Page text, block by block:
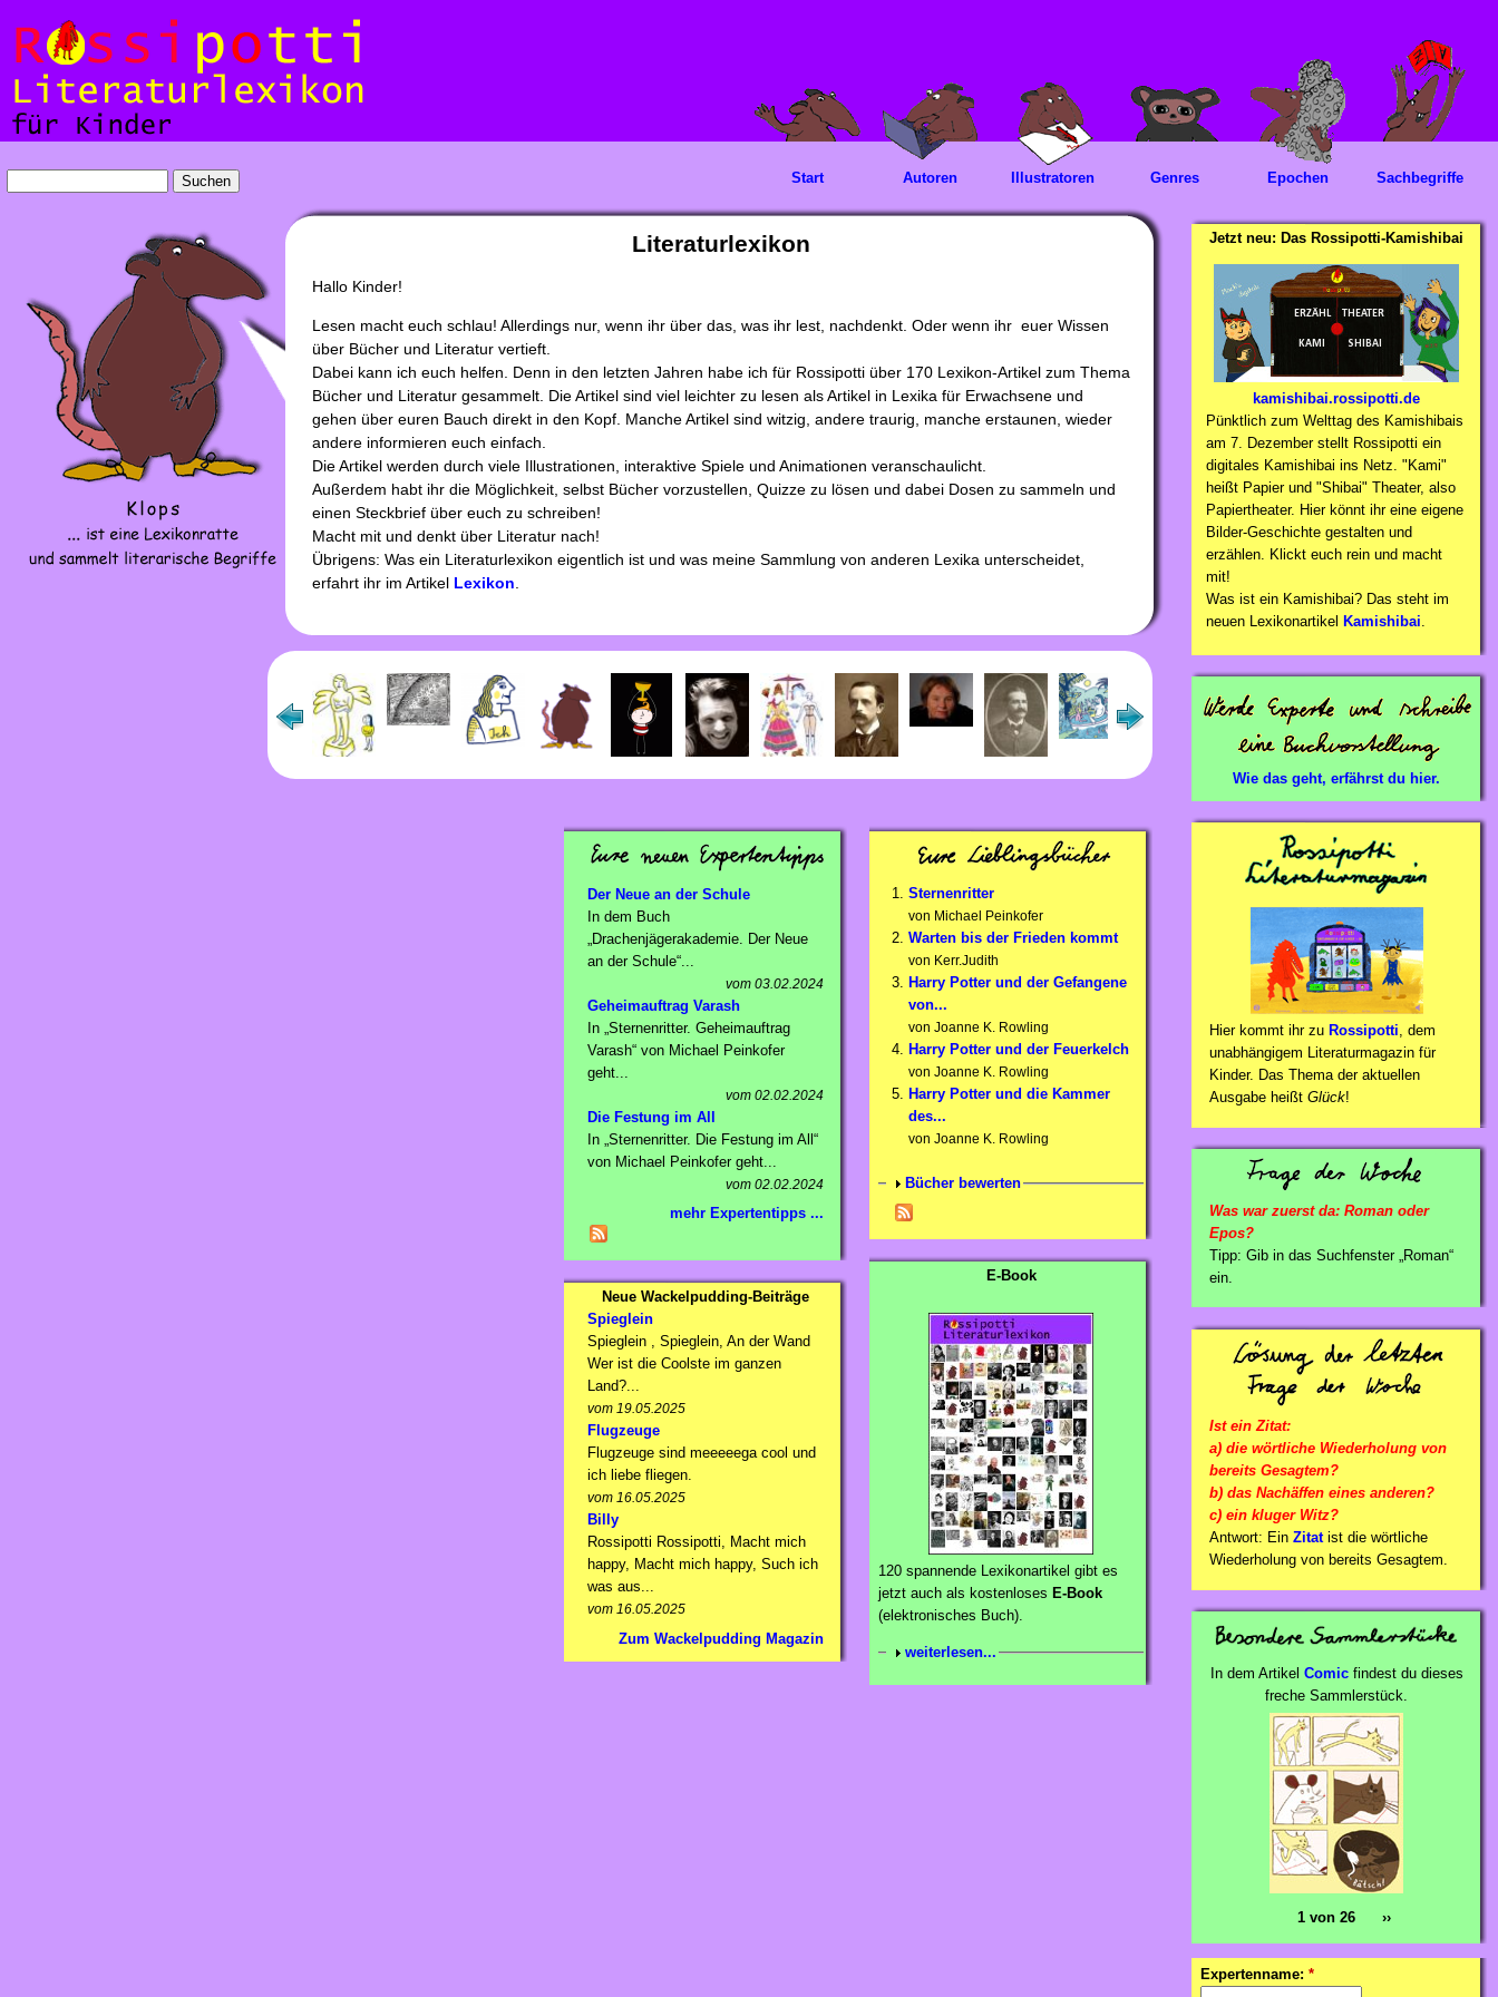
Literaturlexikon
Hallo Kinder!
Lesen macht euch schlau! Allerdings nur, wenn ihr über das, was ihr lest, nachdenkt. Oder wenn ihr euer Wissen
über Bücher und Literatur vertieft.
Dabei kann ich euch helfen. Denn in den letzten Jahren habe ich für Rossipotti über 170 Lexikon-Artikel zum Thema
Bücher und Literatur gesammelt. Die Artikel sind viel leichter zu lesen als Artikel in Lexika für Erwachsene und
gehen über euren Bauch direkt in den Kopf. Manche Artikel sind witzig, andere traurig, manche erstaunen, wieder
andere informieren euch einfach.
Die Artikel werden durch viele Illustrationen, interaktive Spiele und Animationen veranschaulicht.
Außerdem habt ihr die Möglichkeit, selbst Bücher vorzustellen, Quizze zu lösen und dabei Dosen zu sammeln und
einen Steckbrief über euch zu schreiben!
Macht mit und denkt über Literatur nach!
Übrigens: Was ein Literaturlexikon eigentlich ist und was meine Sammlung von anderen Lexika unterscheidet,
erfahrt ihr im Artikel Lexikon.
Sternenritter
von Michael Peinkofer
Warten bis der Frieden kommt
von Kerr.Judith
Harry Potter und der Gefangene
von...
von Joanne K. Rowling
Harry Potter und der Feuerkelch
von Joanne K. Rowling
Harry Potter und die Kammer
des...
von Joanne K. Rowling
Bücher bewerten
E-Book
120 spannende Lexikonartikel gibt es
jetzt auch als kostenloses E-Book
(elektronisches Buch).
weiterlesen...
Der Neue an der Schule
In dem Buch
„Drachenjägerakademie. Der Neue
an der Schule“...
vom 03.02.2024
Geheimauftrag Varash
In „Sternenritter. Geheimauftrag
Varash“ von Michael Peinkofer
geht...
vom 02.02.2024
Die Festung im All
In „Sternenritter. Die Festung im All“
von Michael Peinkofer geht...
vom 02.02.2024
mehr Expertentipps ...
Neue Wackelpudding-Beiträge
Spieglein
Spieglein , Spieglein, An der Wand
Wer ist die Coolste im ganzen
Land?...
vom 19.05.2025
Flugzeuge
Flugzeuge sind meeeeega cool und
ich liebe fliegen.
vom 16.05.2025
Billy
Rossipotti Rossipotti, Macht mich
happy, Macht mich happy, Such ich
was aus...
vom 16.05.2025
Zum Wackelpudding Magazin
Start Autoren Illustratoren Genres Epochen Sachbegriffe
Jetzt neu: Das Rossipotti-Kamishibai
kamishibai.rossipotti.de
Pünktlich zum Welttag des Kamishibais
am 7. Dezember stellt Rossipotti ein
digitales Kamishibai ins Netz. "Kami"
heißt Papier und "Shibai" Theater, also
Papiertheater. Hier könnt ihr eine eigene
Bilder-Geschichte gestalten und
erzählen. Klickt euch rein und macht
mit!
Was ist ein Kamishibai? Das steht im
neuen Lexikonartikel Kamishibai
Wie das geht, erfährst du hier.
Hier kommt ihr zu Rossipotti , dem
unabhängigem Literaturmagazin für
Kinder. Das Thema der aktuellen
Ausgabe heißtGlück!
Was war zuerst da: Roman oder
Epos?
Tipp: Gib in das Suchfenster „Roman“
ein.
Ist ein Zitat:
a) die wörtliche Wiederholung von
bereits Gesagtem?
b) das Nachäffen eines anderen?
c) ein kluger Witz?
Antwort: EinZitatist die wörtliche
Wiederholung von bereits Gesagtem.
In dem Artikel Comicfindest du dieses
freche Sammlerstück.
1 von 26 ››
Expertenname:*